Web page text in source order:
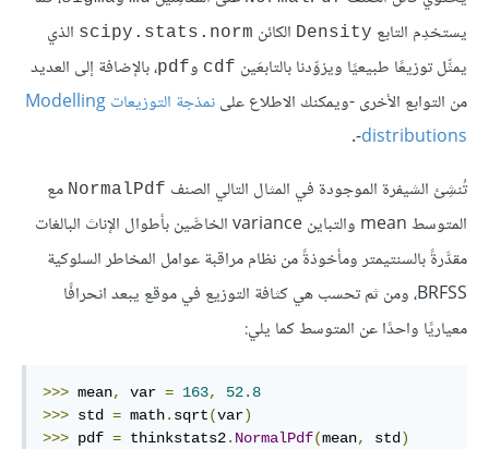
يستخدِم التابع Density الكائن scipy.stats.norm الذي
يمثِّل توزيعًا طبيعيًا ويزوِّدنا بالتابعَين cdf وpdf، بالإضافة إلى العديد
من التوابع الأخرى -ويمكنك الاطلاع على
نمذجة التوزيعات Modelling
distributions
-.
تُنشِئ الشيفرة الموجودة في المثال التالي الصنف NormalPdf مع
المتوسط mean والتباين variance الخاصَّين بأطوال الإناث البالغات
مقدَّرةً بالسنتيمتر ومأخوذةً من نظام مراقبة عوامل المخاطر السلوكية
BRFSS، ومن ثم تحسب هي كثافة التوزيع في موقع يبعد انحرافًا
معياريًا واحدًا عن المتوسط كما يلي:
>>> mean, var = 163,
52.8
>>> std = math. sqrt(var)
>>> pdf = thinkstats2. NormalPdf(mean, std )